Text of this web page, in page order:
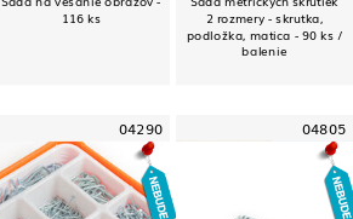
116 ks
2 rozmery - skrutka,
podložka, matica - 90 ks /
balenie
04290 04805